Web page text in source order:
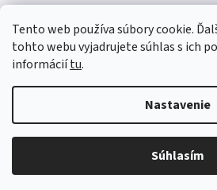
Tento web používa súbory cookie.
tohto webu vyjadrujete súhlas s ich
informáciítu.
Nastavenie
Súhlasím
Newsletter
Copyright 2026Alarm automatika B2B.
Upraviť nastavenie